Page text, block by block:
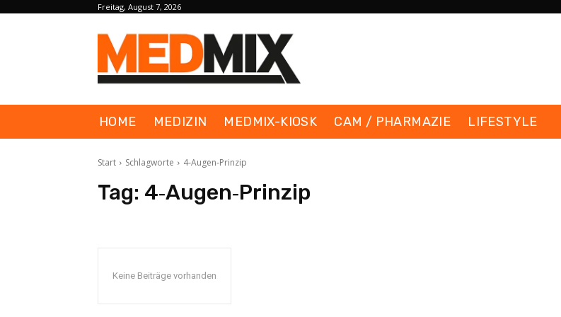
Freitag, August 7, 2026
HOME MEDIZIN MEDMIX-KIOSK CAM / PHARMAZIE LIFESTYLE
Start Schlagworte 4‐Augen‐Prinzip
Tag: 4‐Augen‐Prinzip
Keine Beiträge vorhanden